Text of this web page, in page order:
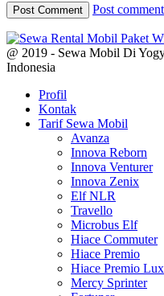
Post comment
@ 2019 - Sewa Mobil Di
Indonesia
Profil
Kontak
Tarif Sewa Mobil
Avanza
Innova Reborn
Innova Venturer
Innova Zenix
Elf NLR
Travello
Microbus Elf
Hiace Commuter
Hiace Premio
Hiace Premio
Mercy Sprinter